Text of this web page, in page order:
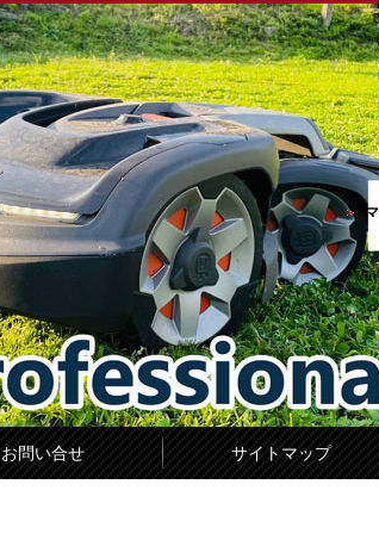
お問い合せ サイトマップ